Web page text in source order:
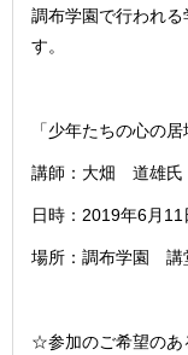
調布学園で行われ
す。
「少年たちの心の
講師：大畑 道雄氏
日時：2019年6月
場所：調布学園 講
☆参加のご希望のあ